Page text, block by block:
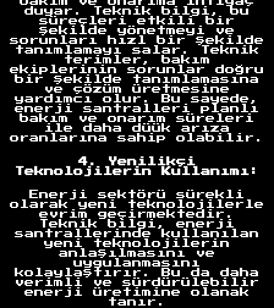
duyar. Teknik bilgi, bu
süreçleri etkili bir
şekilde yönetmeyi ve
sorunları hızl bir şekilde
tanımlamayı salar. Teknik
terimler, bakım
ekiplerinin sorunlar doğru
bir şekilde tanımlamasına
ve çözüm üretmesine
yardımcı olur. Bu sayede,
enerji santralleri planlı
bakım ve onarım süreleri
ile daha düük arıza
oranlarına sahip olabilir.
4. Yenilikçi
Teknolojilerin Kullanımı:
Enerji sektörü sürekli
olarak yeni teknolojilerle
evrim geçirmektedir.
Teknik bilgi, enerji
santrallerinde kullanılan
yeni teknolojilerin
anlaşılmasını ve
uygulanmasını
kolaylaştırır. Bu da daha
verimli ve sürdürülebilir
enerji üretimine olanak
tanır.